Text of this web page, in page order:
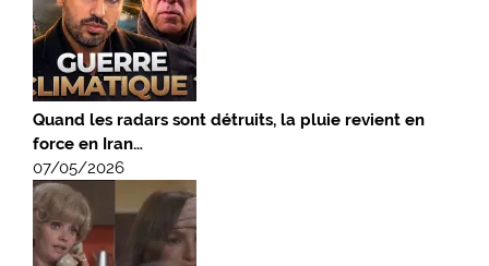
Quand les radars sont détruits, la pluie revient en
force en Iran…
07/05/2026